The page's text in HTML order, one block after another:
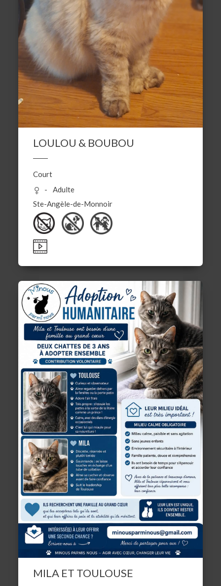
LOULOU & BOUBOU
Court
Adulte
Ste-Angèle-de-Monnoir
MILA ET TOULOUSE